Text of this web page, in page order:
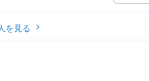
を見る